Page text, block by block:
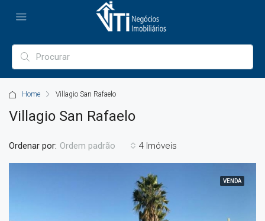
Home Villagio San Rafaelo
Villagio San Rafaelo
4 Imóveis
Ordenar por: Ordem padrão
VENDA